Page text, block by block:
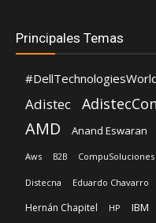
Principales Temas
Adistec
AMD Anand Eswaran
Aws B2B CompuSoluciones
Distecna Eduardo Chavarro
Hernán Chapitel HP IBM